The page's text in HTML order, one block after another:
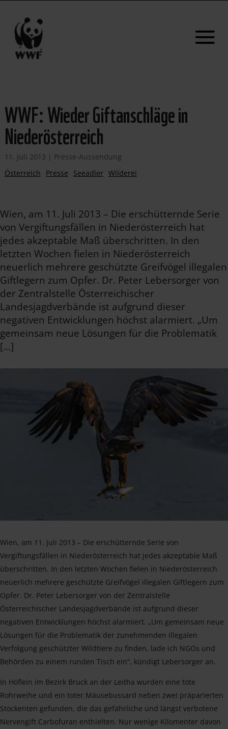
WWF: Wieder Giftanschläge in
Niederösterreich
11. Juli 2013 | Presse-Aussendung
Österreich
Presse Seeadler Wilderei
Wien, am 11. Juli 2013 – Die erschütternde Serie
von Vergiftungsfällen in Niederösterreich hat
jedes akzeptable Maß überschritten. In den
letzten Wochen fielen in Niederösterreich
neuerlich mehrere geschützte Greifvögel illegalen
Giftlegern zum Opfer. Dr. Peter Lebersorger von
der Zentralstelle Österreichischer
Landesjagdverbände ist aufgrund dieser
negativen Entwicklungen höchst alarmiert. „Um
gemeinsam neue Lösungen für die Problematik
[…]
Wien, am 11. Juli 2013 – Die erschütternde Serie von
Vergiftungsfällen in Niederösterreich hat jedes akzeptable Maß
überschritten. In den letzten Wochen fielen in Niederösterreich
neuerlich mehrere geschützte Greifvögel illegalen Giftlegern zum
Opfer. Dr. Peter Lebersorger von der Zentralstelle
Österreichischer Landesjagdverbände ist aufgrund dieser
negativen Entwicklungen höchst alarmiert. „Um gemeinsam neue
Lösungen für die Problematik der zunehmenden illegalen
Verfolgung geschützter Wildtiere zu finden, lade ich NGOs und
Behörden zu einem runden Tisch ein“, kündigt Lebersorger an.
In Höflein im Bezirk Bruck an der Leitha wurden eine tote
Rohrweihe und ein toter Mäusebussard neben zwei präparierten
Stockenten gefunden, die das gefährliche und längst verbotene
Nervengift Carbofuran enthielten. Nur wenige Kilomenter davon